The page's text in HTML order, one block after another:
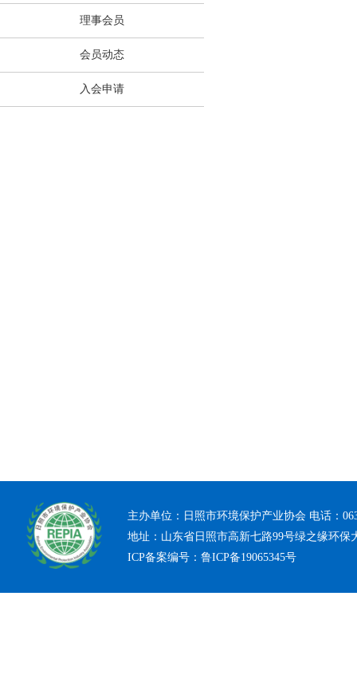
理事会员
会员动态
入会申请
主办单位：日照市环境保护产业协会 电话：
地址：山东省日照市高新七路99号绿之缘环保
ICP备案编号： 鲁ICP备19065345号